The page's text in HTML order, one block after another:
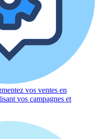
vos ventes en
vos campagnes et